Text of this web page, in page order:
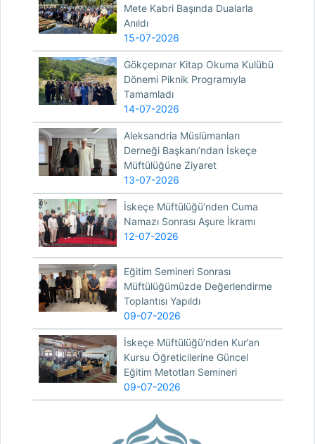
Mete Kabri Başında Dualarla
Anıldı
15-07-2026
Gökçepınar Kitap Okuma Kulübü
Dönemi Piknik Programıyla
Tamamladı
14-07-2026
Aleksandria Müslümanları
Derneği Başkanı’ndan İskeçe
Müftülüğüne Ziyaret
13-07-2026
İskeçe Müftülüğü’nden Cuma
Namazı Sonrası Aşure İkramı
12-07-2026
Eğitim Semineri Sonrası
Müftülüğümüzde Değerlendirme
Toplantısı Yapıldı
09-07-2026
İskeçe Müftülüğü’nden Kur’an
Kursu Öğreticilerine Güncel
Eğitim Metotları Semineri
09-07-2026